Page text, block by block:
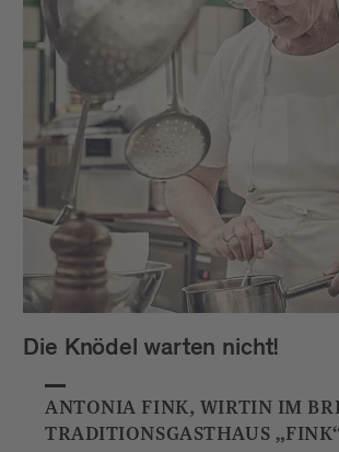
Die Knödel warten nicht!
ANTONIA FINK, WIRTIN IM
TRADITIONSGASTHAUS